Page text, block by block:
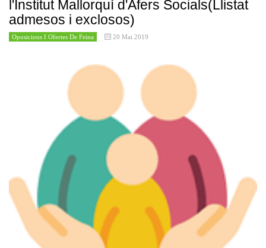
l'Institut Mallorquí d'Afers Socials(Llistat
admesos i exclosos)
Oposicions I Ofertes De Feina 20 Mai 2019